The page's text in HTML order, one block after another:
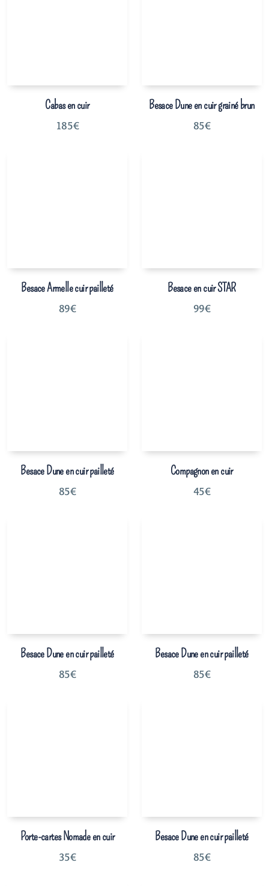
Cabas en cuir
185€
Besace Dune en cuir grainé brun
85€
Besace Armelle cuir pailleté
89€
Besace en cuir STAR
99€
Besace Dune en cuir pailleté
85€
Compagnon en cuir
45€
Besace Dune en cuir pailleté
85€
Besace Dune en cuir pailleté
85€
Porte-cartes Nomade en cuir
35€
Besace Dune en cuir pailleté
85€